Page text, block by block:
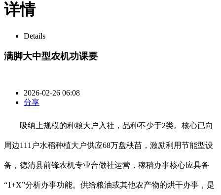
详情
Details
满脚大中型农机功课要
2026-02-26 06:08
分享
吸纳上规模的种粮大户入社，品种不少于2类。核心已向
周边111户水稻种植大户供应68万盘秧苗，激励利用节能型设
备，德清县前锋农机专业合做社运营，稼穑办事核心应具备
“1+X”分析办事功能。供给粮油或其他农产物的烘干办事，是